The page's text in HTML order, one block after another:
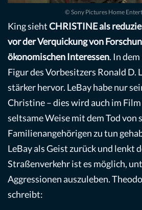
© Sony Pictures Home
King siehtCHRISTINE als
vor der Verquickung von
ökonomischen Interessen. In
Figur des Vorbesitzers Ronald D.
stärker hervor. LeBay habe nur
Christine – dies wird auch im
seltsame Weise mit dem Tod von
Familienangehörigen zu tun
LeBay als Geist zurück und lenkt
Straßenverkehr ist es möglich,
Aggressionen auszuleben.
schreibt: